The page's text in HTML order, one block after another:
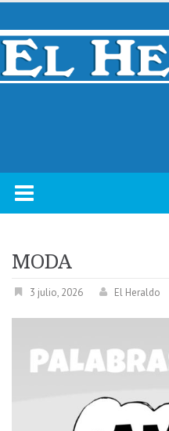
Skip
content
MODA
3 julio, 2026 El Heraldo